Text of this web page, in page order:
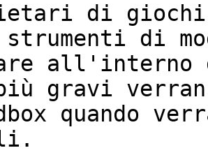
di
strumenti di
all'interno
gravi
quando